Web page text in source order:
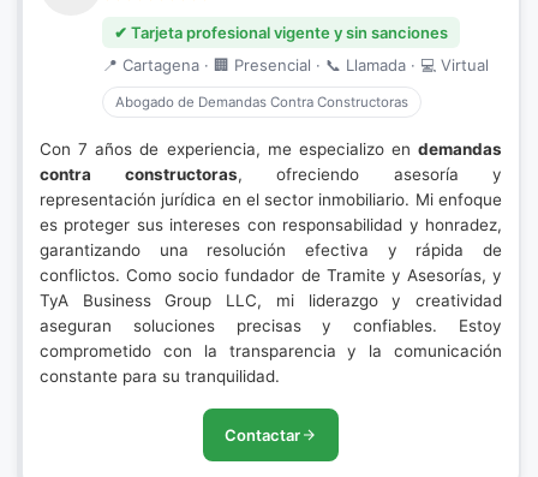
✔ Tarjeta profesional vigente y sin sanciones
📍 Cartagena · 🏢 Presencial · 📞 Llamada · 💻 Virtual
Abogado de Demandas Contra Constructoras
Con 7 años de experiencia, me especializo en demandas
contra constructoras, ofreciendo asesoría y
representación jurídica en el sector inmobiliario. Mi enfoque
es proteger sus intereses con responsabilidad y honradez,
garantizando una resolución efectiva y rápida de
conflictos. Como socio fundador de Tramite y Asesorías, y
TyA Business Group LLC, mi liderazgo y creatividad
aseguran soluciones precisas y confiables. Estoy
comprometido con la transparencia y la comunicación
constante para su tranquilidad.
Contactar